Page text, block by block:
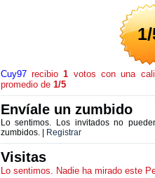
Cuy97recibio1 votos con una
promedio de 1/5
Envíale un zumbido
Lo sentimos. Los invitados no
zumbidos. |
Registrar
Visitas
Lo sentimos. Nadie ha mirado este